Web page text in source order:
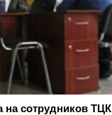
на сотрудников ТЦК